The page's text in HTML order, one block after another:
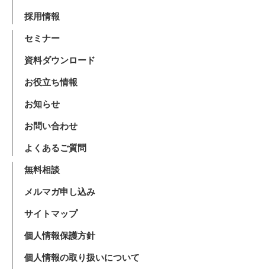
採用情報
セミナー
資料ダウンロード
お役立ち情報
お知らせ
お問い合わせ
よくあるご質問
無料相談
メルマガ申し込み
サイトマップ
個人情報保護方針
個人情報の取り扱いについて